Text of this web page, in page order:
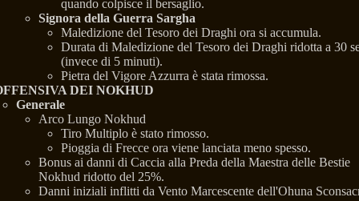
quando colpisce il bersaglio.
Signora della Guerra Sargha
Maledizione del Tesoro dei Draghi ora si accumula.
Durata di Maledizione del Tesoro dei Draghi ridotta a 30
(invece di 5 minuti).
Pietra del Vigore Azzurra è stata rimossa.
DEI NOKHUD
Generale
Arco Lungo Nokhud
Tiro Multiplo è stato rimosso.
Pioggia di Frecce ora viene lanciata meno spesso.
Bonus ai danni di Caccia alla Preda della Maestra delle Bestie
Nokhud ridotto del 25%.
Danni iniziali inflitti da Vento Marcescente dell'Ohuna